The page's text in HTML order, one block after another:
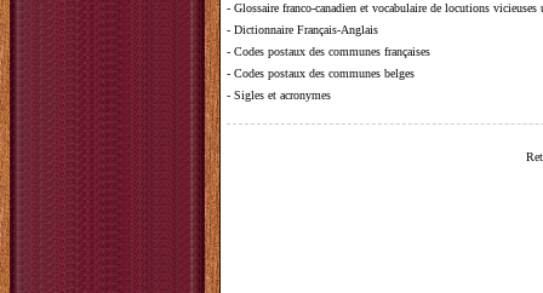
- Glossaire franco-canadien et vocabulaire de locutions vicieuses
- Dictionnaire Français-Anglais
- Codes postaux des communes françaises
- Codes postaux des communes belges
- Sigles et acronymes